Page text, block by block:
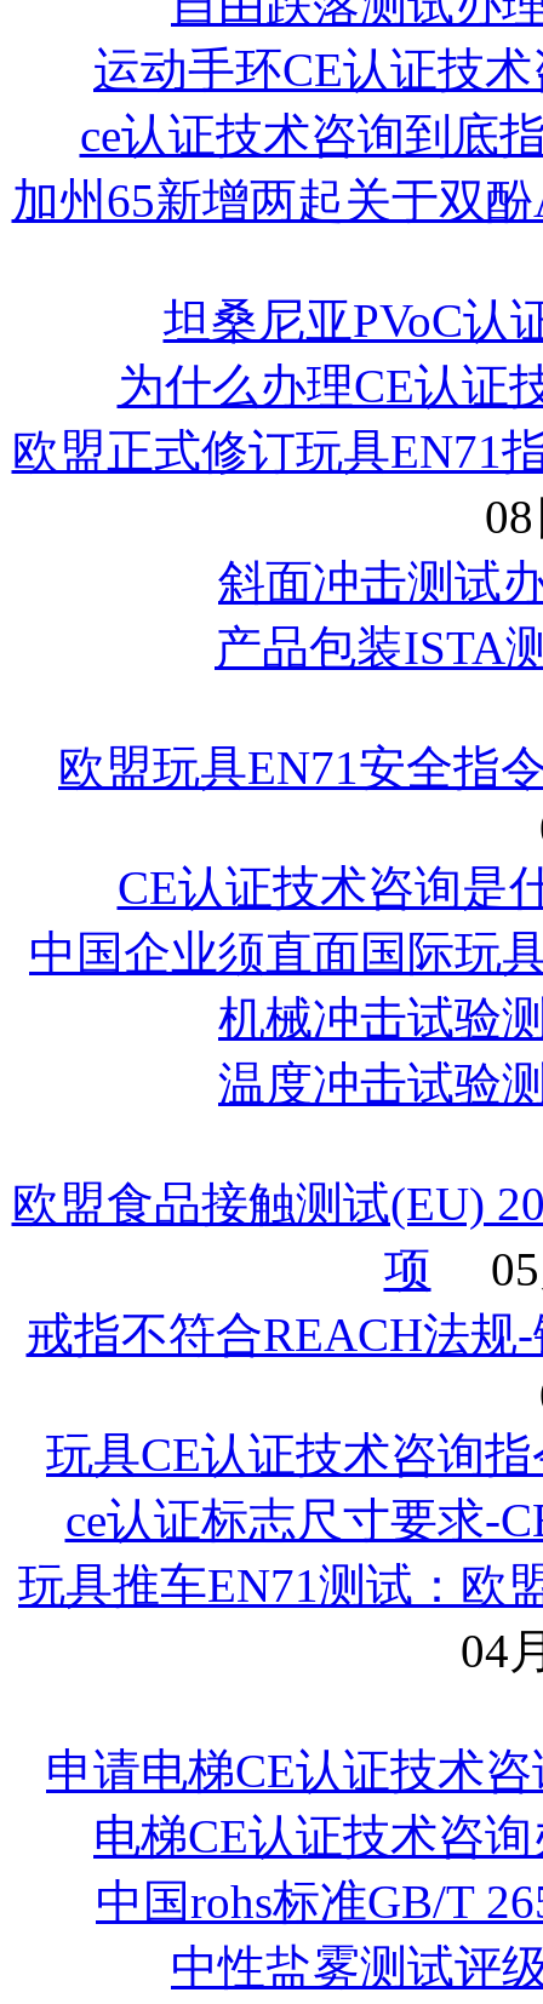
运动手环CE认证技
ce认证技术咨询到底
加州65新增两起关于双
坦桑尼亚PVoC认
为什么办理CE认证
欧盟正式修订玩具EN71
斜面冲击测试
产品包装ISTA
欧盟玩具EN71安全指
CE认证技术咨询是
中国企业须直面国际玩
机械冲击试验
温度冲击试验
欧盟食品接触测试(EU)
项
戒指不符合REACH法规
玩具CE认证技术咨询
ce认证标志尺寸要求-
玩具推车EN71测试：欧
04
申请电梯CE认证技术
电梯CE认证技术咨
中国rohs标准GB/T
中性盐雾测试评